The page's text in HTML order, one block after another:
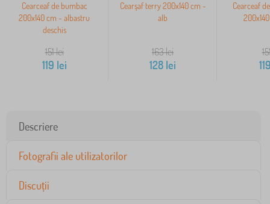
Cearceaf de bumbac
200x140 cm - albastru
deschis
151lei
119 lei
Cearşaf terry 200x140 cm -
alb
163lei
128 lei
Cearceaf
Descriere
Fotografii ale utilizatorilor
Discuții